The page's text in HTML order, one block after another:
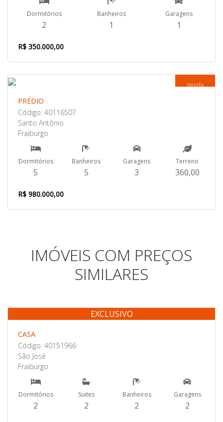
Dormitórios
2
Banheiros
1
Garagens
1
R$ 350.000,00
Venda
PRÉDIO
Código: 40116507
Santo Antônio
Fraiburgo
Dormitórios
5
Banheiros
5
Garagens
3
Terreno
360,00
R$ 980.000,00
IMÓVEIS COM PREÇOS
SIMILARES
Venda
EXCLUSIVO
CASA
Código: 40151966
São José
Fraiburgo
Dormitórios
2
Suites
2
Banheiros
2
Garagens
2